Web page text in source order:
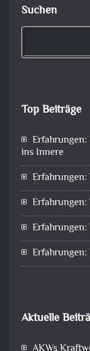
Suchen
Top Beiträge
ins Innere
Erfahrungen:
Aktuelle